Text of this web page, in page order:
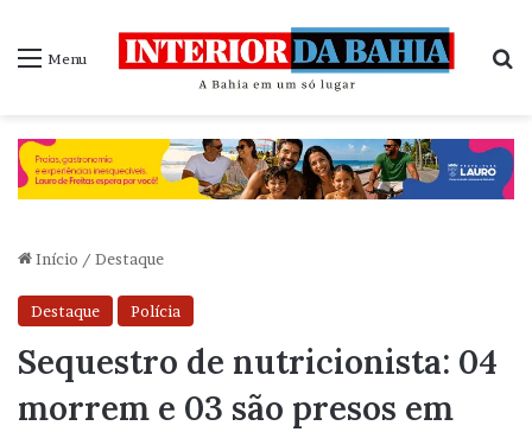
Menu
Início / Destaque
Destaque Polícia
Sequestro de nutricionista: 04
morrem e 03 são presos em